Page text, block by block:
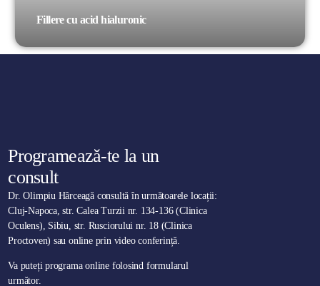
Fillere cu acid hialuronic
Programează-te la un
consult
Dr. Olimpiu Hârceagă consultă în următoarele locații:
Cluj-Napoca, str. Calea Turzii nr. 134-136 (Clinica
Oculens), Sibiu, str. Rusciorului nr. 18 (Clinica
Proctoven) sau online prin video conferință.
Va puteți programa online folosind formularul
următor.